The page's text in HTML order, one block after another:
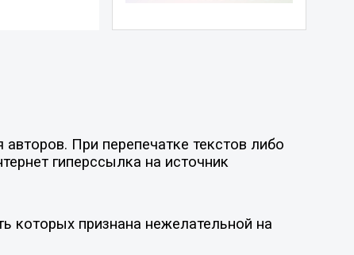
При перепечатке текстов либо
гиперссылка на источник
которых признана нежелательной на